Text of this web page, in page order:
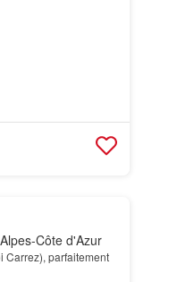
Côte d'Azur
Carrez), parfaitement